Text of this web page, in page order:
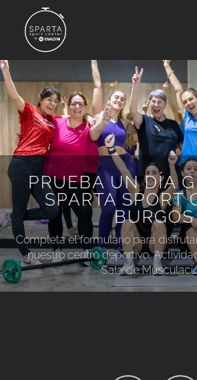
PRUEBA UN DÍA
SPARTA SPORT
BURGOS
Completa el formulario para
nuestro centro deportivo.
Sala de